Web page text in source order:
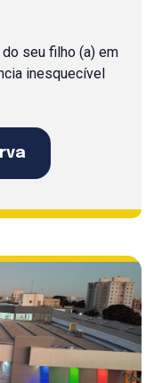
seu filho (a) em
inesquecível